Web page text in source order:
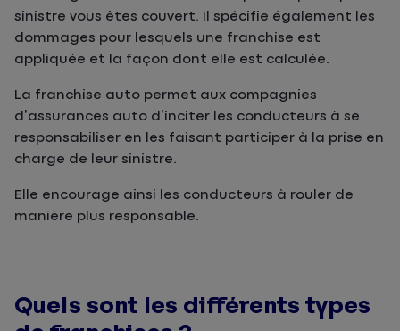
sinistre vous êtes couvert. Il spécifie également les
dommages pour lesquels une franchise est
appliquée et la façon dont elle est calculée.
La franchise auto permet aux compagnies
d’assurances auto d’inciter les conducteurs à se
responsabiliser en les faisant participer à la prise en
charge de leur sinistre.
Elle encourage ainsi les conducteurs à rouler de
manière plus responsable.
Quels sont les différents types